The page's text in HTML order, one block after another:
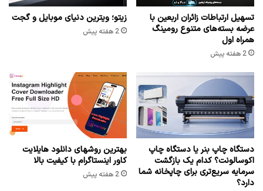
تسهیل ارتباطات زائران اربعین با
عرضه بسته‌های متنوع رومینگ
همراه اول
2 هفته پیش
زیتو؛ ویترین دنیای موبایل و گجت
2 هفته پیش
دستگاه چاپ بنر یا دستگاه چاپ
اکوسالونت؟ کدام یک بازگشت
سرمایه سریع‌تری برای چاپخانه شما
دارد؟
بهترین روشهای دانلود هایلایت
کاور اینستاگرام با کیفیت بالا
2 هفته پیش